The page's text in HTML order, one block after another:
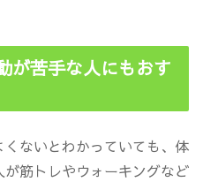
が苦手な人にもおす
ないとわかっていても、体
筋トレやウォーキングなど